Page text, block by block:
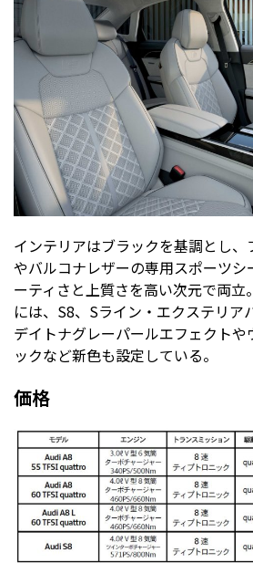
インテリアはブラックを基調とし
やバルコナレザーの専用スポーツシ
ーティさと上質さを高い次元で両立
には、S8、Sライン・エクステリア
デイトナグレーパールエフェクトや
ックなど新色も設定している。
価格